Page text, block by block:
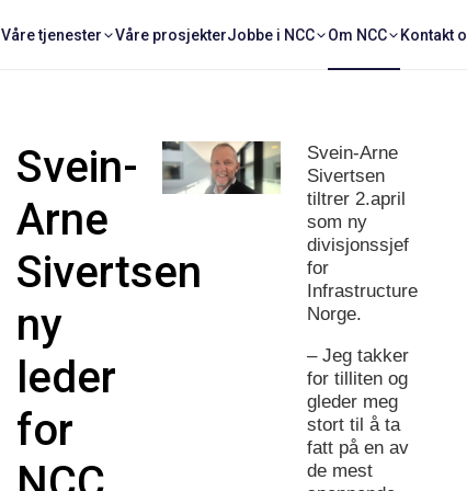
Våre tjenester Våre prosjekterJobbe i NCC Om NCC Kontakt
Svein-
Arne
Sivertsen
ny
leder
for
Svein-Arne
Sivertsen
tiltrer 2.april
som ny
divisjonssjef
for
Infrastructure
Norge.
– Jeg takker
for tilliten og
gleder meg
stort til å ta
fatt på en av
de mest